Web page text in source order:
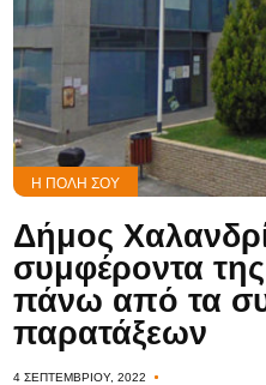
Η ΠΌΛΗ ΣΟΥ
Δήμος
συμφέροντα
πάνω από τα
παρατάξεων
4 ΣΕΠΤΕΜΒΡΊΟΥ, 2022